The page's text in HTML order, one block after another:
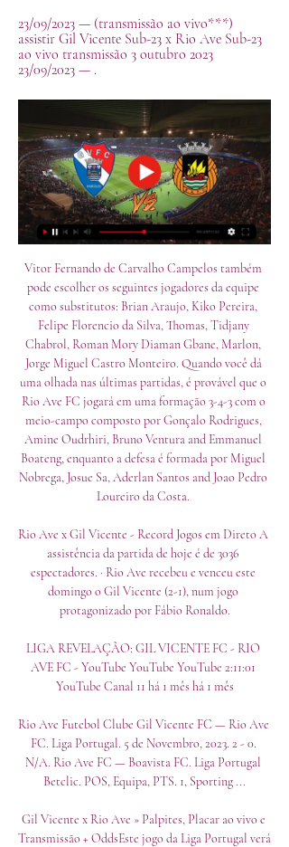
23/09/2023 — (transmissão ao vivo***)
assistir Gil Vicente Sub-23 x Rio Ave Sub-23
ao vivo transmissão 3 outubro 2023
23/09/2023 — .
Vitor Fernando de Carvalho Campelos também
pode escolher os seguintes jogadores da equipe
como substitutos: Brian Araujo, Kiko Pereira,
Felipe Florencio da Silva, Thomas, Tidjany
Chabrol, Roman Mory Diaman Gbane, Marlon,
Jorge Miguel Castro Monteiro. Quando você dá
uma olhada nas últimas partidas, é provável que o
Rio Ave FC jogará em uma formação 3-4-3 com o
meio-campo composto por Gonçalo Rodrigues,
Amine Oudrhiri, Bruno Ventura and Emmanuel
Boateng, enquanto a defesa é formada por Miguel
Nobrega, Josue Sa, Aderlan Santos and Joao Pedro
Loureiro da Costa.
Rio Ave x Gil Vicente - Record Jogos em Direto A
assistência da partida de hoje é de 3036
espectadores. · Rio Ave recebeu e venceu este
domingo o Gil Vicente (2-1), num jogo
protagonizado por Fábio Ronaldo.
LIGA REVELAÇÃO: GIL VICENTE FC - RIO
AVE FC - YouTube YouTube YouTube 2:11:01
YouTube Canal 11 há 1 mês há 1 mês
Rio Ave Futebol Clube Gil Vicente FC — Rio Ave
FC. Liga Portugal. 5 de Novembro, 2023. 2 - 0.
N/A. Rio Ave FC — Boavista FC. Liga Portugal
Betclic. POS, Equipa, PTS. 1, Sporting ...
Gil Vicente x Rio Ave » Palpites, Placar ao vivo e
Transmissão + OddsEste jogo da Liga Portugal verá